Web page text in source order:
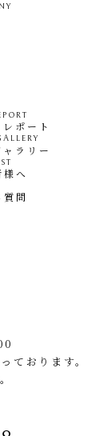
ポート
ラリー
様へ
質問
ております。